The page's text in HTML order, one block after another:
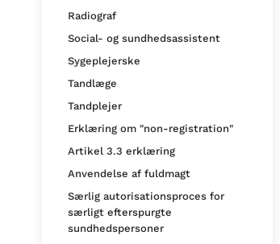
Radiograf
Social- og sundhedsassistent
Sygeplejerske
Tandlæge
Tandplejer
Erklæring om "non-registration"
Artikel 3.3 erklæring
Anvendelse af fuldmagt
Særlig autorisationsproces for
særligt efterspurgte
sundhedspersoner